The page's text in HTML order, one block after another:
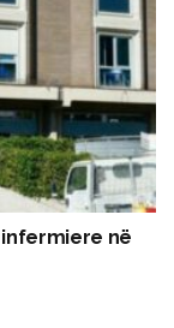
infermiere në